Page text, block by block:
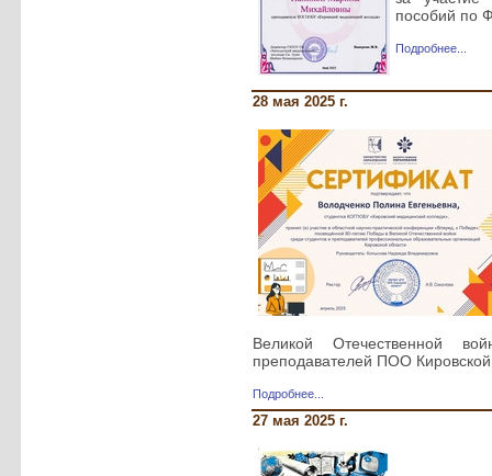
пособий по
Подробнее...
28 мая 2025 г.
Великой Отечественной
преподавателей ПОО Кировской
Подробнее...
27 мая 2025 г.